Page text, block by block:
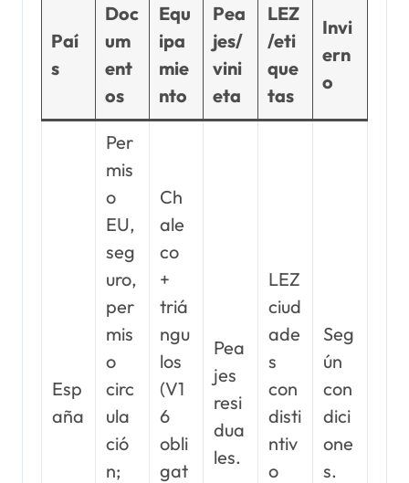
Paí
s
Doc
um
ent
os
Equ
ipa
mie
nto
Pea
jes/
vini
eta
LEZ
/eti
que
tas
Invi
ern
o
Esp
aña
Per
mis
o
EU,
seg
uro,
per
mis
o
circ
ula
ció
n;
Ch
ale
co
+
triá
ngu
los
(V1
6
obli
gat
Pea
jes
resi
dua
les.
LEZ
ciud
ade
s
con
disti
ntiv
o
Seg
ún
con
dici
one
s.